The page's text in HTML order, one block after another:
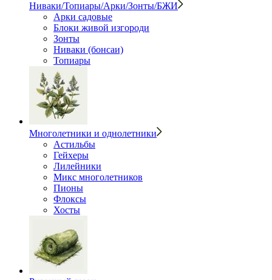
Ниваки/Топиары/Арки/Зонты/БЖИ
Арки садовые
Блоки живой изгороди
Зонты
Ниваки (бонсаи)
Топиары
Многолетники и однолетники
Астильбы
Гейхеры
Лилейники
Микс многолетников
Пионы
Флоксы
Хосты